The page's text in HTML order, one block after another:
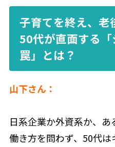
子育てを終え、老
50代が直面する
罠」とは？
山下さん：
日系企業か外資系か、
働き方を問わず、50代